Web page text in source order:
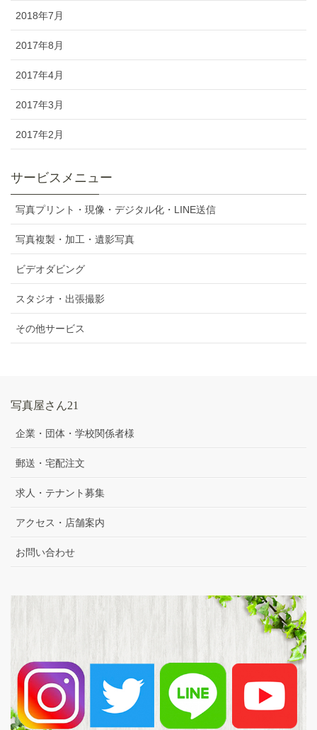
2018年7月
2017年8月
2017年4月
2017年3月
2017年2月
サービスメニュー
写真プリント・現像・デジタル化・LINE送信
写真複製・加工・遺影写真
ビデオダビング
スタジオ・出張撮影
その他サービス
写真屋さん21
企業・団体・学校関係者様
郵送・宅配注文
求人・テナント募集
アクセス・店舗案内
お問い合わせ